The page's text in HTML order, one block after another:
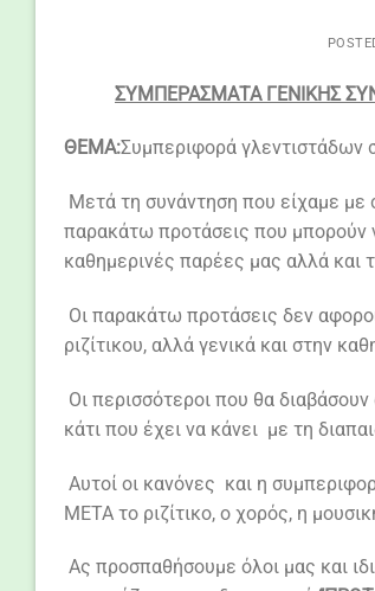
ΣΥΜΠΕΡΑΣΜΑΤΑ ΓΕΝΙΚΗΣ
ΘΕΜΑ:Συμπεριφορά γλεντιστάδων
Μετά τη συνάντηση που είχαμε
παρακάτω προτάσεις που μπορούν
καθημερινές παρέες μας αλλά και
Οι παρακάτω προτάσεις δεν
ριζίτικου, αλλά γενικά και στην
Οι περισσότεροι που θα
κάτι που έχει να κάνει με τη
Αυτοί οι κανόνες και η
ΜΕΤΑ το ριζίτικο, ο χορός, η
Ας προσπαθήσουμε όλοι μας και